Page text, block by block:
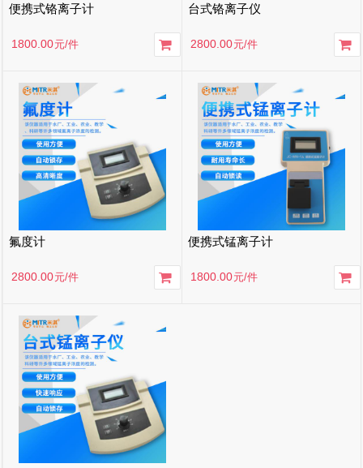
便携式铬离子计
1800.00元/件
台式铬离子仪
2800.00元/件
氟度计
2800.00元/件
便携式锰离子计
1800.00元/件